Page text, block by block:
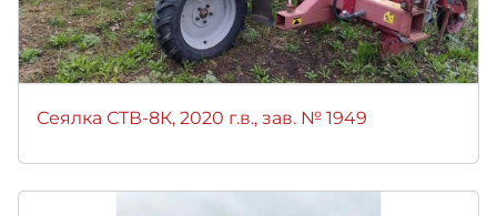
Сеялка СТВ-8К, 2020 г.в., зав. № 1949